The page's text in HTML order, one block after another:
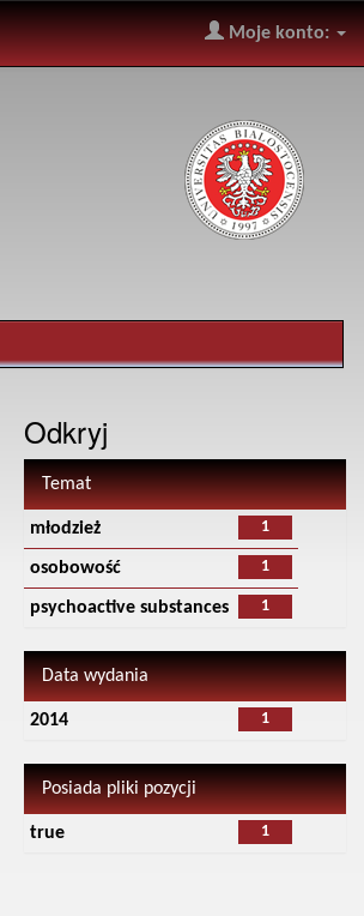
Moje konto:
Odkryj
Temat
1
młodzież
1
osobowość
1
psychoactive substances
Data wydania
1
2014
Posiada pliki pozycji
1
true